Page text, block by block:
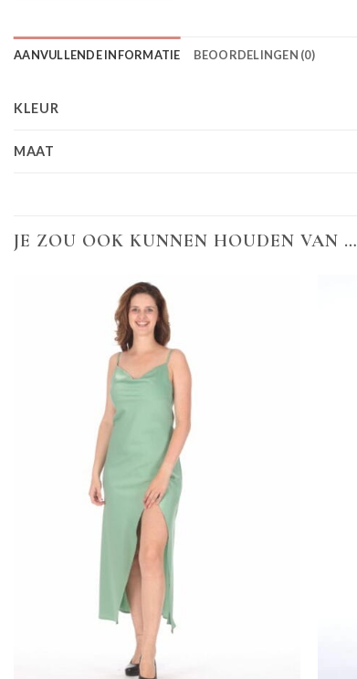
AANVULLENDE INFORMATIE BEOORDELINGEN (0)
KLEUR
MAAT
JE ZOU OOK KUNNEN HOUDEN VAN …